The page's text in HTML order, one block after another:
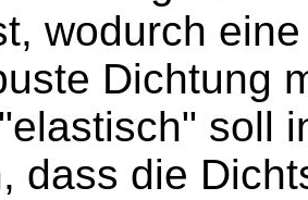
wodurch
Dichtung
soll
dass die